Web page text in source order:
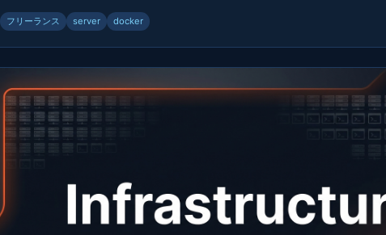
フリーランス server docker